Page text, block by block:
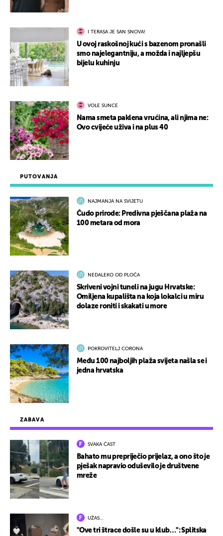
ZABAVA
SVAKA ČAST
Bahato mu prepriječio prijelaz, a ono što je
pješak napravio oduševilo je društvene
mreže
UŽAS…
"Ove tri štrace došle su u klub…": Splitska
PUTOVANJA
NAJMANJA NA SVIJETU
Čudo prirode: Predivna pješčana plaža na
100 metara od mora
NEDALEKO OD PLOČA
Skriveni vojni tuneli na jugu Hrvatske:
Omiljena kupališta na koja lokalci u miru
dolaze roniti i skakati u more
POKROVITELJ CORONA
Među 100 najboljih plaža svijeta našla se i
jedna hrvatska
I TERASA JE SAN SNOVA!
U ovoj raskošnoj kući s bazenom pronašli
smo najelegantniju, a možda i najljepšu
bijelu kuhinju
VOLE SUNCE
Nama smeta paklena vrućina, ali njima ne:
Ovo cvijeće uživa i na plus 40